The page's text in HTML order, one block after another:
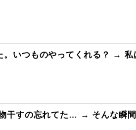
。いつものやってくれる？ →
干すの忘れてた… → そんな瞬